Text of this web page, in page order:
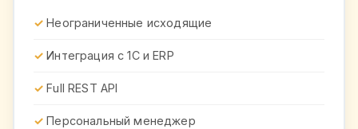
Неограниченные исходящие
Интеграция с 1С и ERP
Full REST API
Персональный менеджер